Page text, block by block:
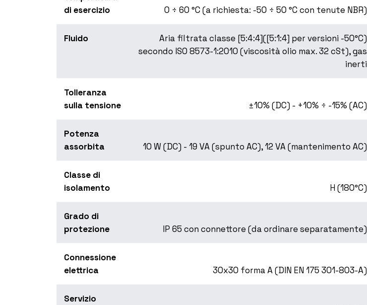
di esercizio
0 ÷ 60 °C (a richiesta: -50 ÷ 50 °C con tenute NBR)
Fluido
Aria filtrata classe [5:4:4]([5:1:4] per versioni -50°C)
secondo ISO 8573-1:2010 (viscosità olio max. 32 cSt), gas
inerti
Tolleranza
sulla tensione
±10% (DC) - +10% ÷ -15% (AC)
Potenza
assorbita
10 W (DC) - 19 VA (spunto AC), 12 VA (mantenimento AC)
Classe di
isolamento
H (180°C)
Grado di
protezione
IP 65 con connettore (da ordinare separatamente)
Connessione
elettrica
30x30 forma A (DIN EN 175 301-803-A)
Servizio